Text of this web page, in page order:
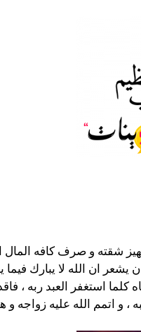
شقته و صرف كافه
ان الله لا يبارك فيما
استغفر العبد ربه ،
و اتمم الله عليه زواجه